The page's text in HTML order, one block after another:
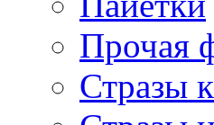
Прочая
Стразы